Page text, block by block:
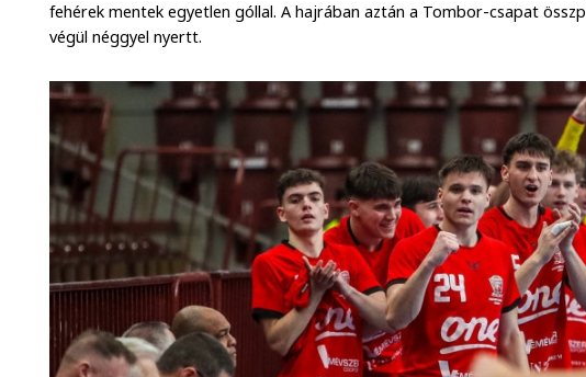
fehérek mentek egyetlen góllal. A hajrában aztán a Tombor-csapat
végül néggyel nyertt.